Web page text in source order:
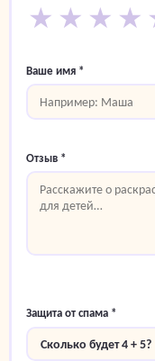
★ ★ ★ ★
Ваше имя *
Отзыв *
Защита от спама *
Сколько будет 4 + 5?